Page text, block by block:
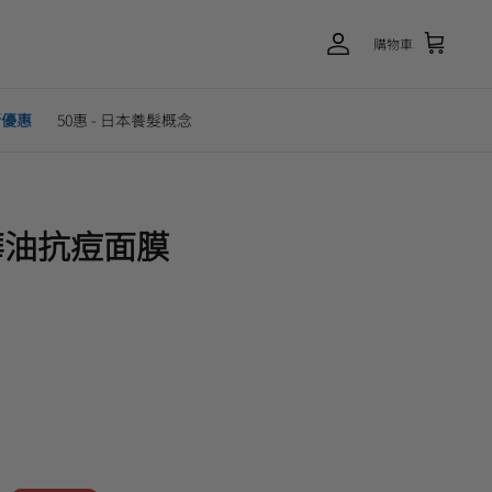
購物車
惠 50惠 - 日本養髮概念
抗痘面膜